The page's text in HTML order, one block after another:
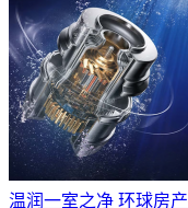
温润一室之净 环球房产